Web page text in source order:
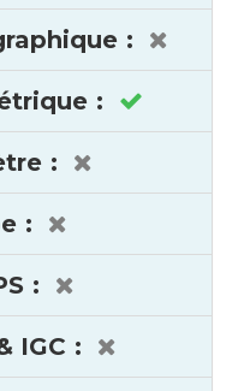
:
:
:
:
:
IGC :